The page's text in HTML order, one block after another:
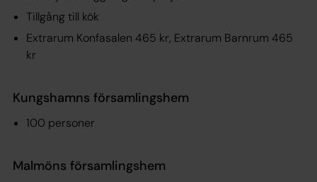
Tillgång till kök
Extrarum Konfasalen 465 kr, Extrarum Barnrum 465
kr
Kungshamns församlingshem
100 personer
Malmöns församlingshem